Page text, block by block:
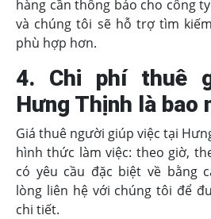
hàng cần thông báo cho công
và chúng tôi sẽ hỗ trợ tìm
phù hợp hơn.
4. Chi phí thuê
Hưng Thịnh là bao
Giá thuê người giúp việc tại
hình thức làm việc: theo giờ,
có yêu cầu đặc biệt về bằng
lòng liên hệ với chúng tôi để
chi tiết.